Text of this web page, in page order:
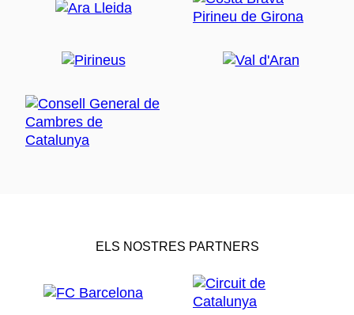
ELS NOSTRES PARTNERS